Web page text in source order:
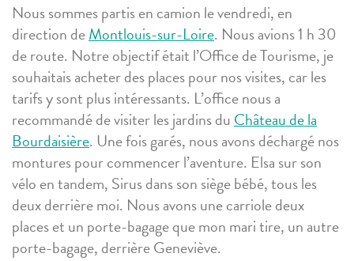
Nous sommes partis en camion le vendredi, en
direction deMontlouis-sur-Loire. Nous avions 1 h 30
de route. Notre objectif était l’Office de Tourisme, je
souhaitais acheter des places pour nos visites, car les
tarifs y sont plus intéressants. L’office nous a
recommandé de visiter les jardins duChâteau de la
Bourdaisière. Une fois garés, nous avons déchargé nos
montures pour commencer l’aventure. Elsa sur son
vélo en tandem, Sirus dans son siège bébé, tous les
deux derrière moi. Nous avons une carriole deux
places et un porte-bagage que mon mari tire, un autre
porte-bagage, derrière Geneviève.